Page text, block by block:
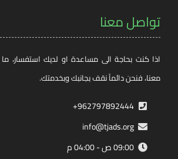
تواصل معنا
اذا كنت بحاجة الى مساعدة او لديك استفسار،
معنا، فنحن دائماً نقف بجانبك وبخدمتك.
962797892444+
info@tjads.org
09:00 ص - 04:00 م